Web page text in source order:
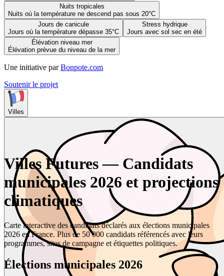
Nuits tropicales
Nuits où la température ne descend pas sous 20°C
Jours de canicule
Jours où la température dépasse 35°C
Stress hydrique
Jours avec sol sec en été
Élévation niveau mer
Élévation prévue du niveau de la mer
Une initiative par Bonpote.com
Soutenir le projet
Villes
Villes Futures — Candidats
municipales 2026 et projections
climatiques
Carte interactive des candidats déclarés aux élections municipales
2026 en France. Plus de 50 000 candidats référencés avec leurs
programmes, sites de campagne et étiquettes politiques.
Élections municipales 2026